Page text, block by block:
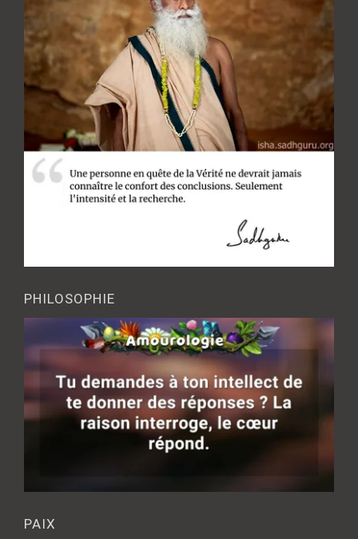
PHILOSOPHIE
PAIX